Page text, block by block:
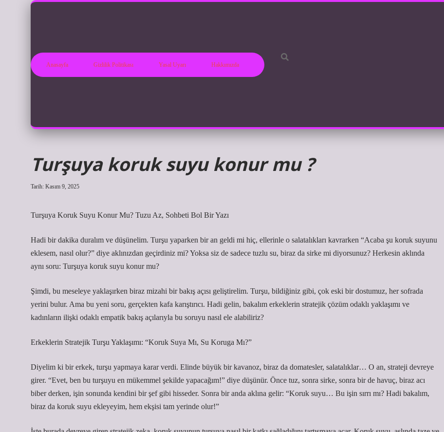
Anasayfa Gizlilik Politikası Yasal Uyarı Hakkımızda
Turşuya koruk suyu konur mu ?
Tarih: Kasım 9, 2025
Turşuya Koruk Suyu Konur Mu? Tuzu Az, Sohbeti Bol Bir Yazı
Hadi bir dakika duralım ve düşünelim. Turşu yaparken bir an geldi mi hiç, ellerinle o salatalıkları kavrarken “Acaba şu koruk suyunu
eklesem, nasıl olur?” diye aklınızdan geçirdiniz mi? Yoksa siz de sadece tuzlu su, biraz da sirke mi diyorsunuz? Herkesin aklında
aynı soru: Turşuya koruk suyu konur mu?
Şimdi, bu meseleye yaklaşırken biraz mizahi bir bakış açısı geliştirelim. Turşu, bildiğiniz gibi, çok eski bir dostumuz, her sofrada
yerini bulur. Ama bu yeni soru, gerçekten kafa karıştırıcı. Hadi gelin, bakalım erkeklerin stratejik çözüm odaklı yaklaşımı ve
kadınların ilişki odaklı empatik bakış açılarıyla bu soruyu nasıl ele alabiliriz?
Erkeklerin Stratejik Turşu Yaklaşımı: “Koruk Suya Mı, Su Koruga Mı?”
Diyelim ki bir erkek, turşu yapmaya karar verdi. Elinde büyük bir kavanoz, biraz da domatesler, salatalıklar… O an, strateji devreye
girer. “Evet, ben bu turşuyu en mükemmel şekilde yapacağım!” diye düşünür. Önce tuz, sonra sirke, sonra bir de havuç, biraz acı
biber derken, işin sonunda kendini bir şef gibi hisseder. Sonra bir anda aklına gelir: “Koruk suyu… Bu işin sırrı mı? Hadi bakalım,
biraz da koruk suyu ekleyeyim, hem ekşisi tam yerinde olur!”